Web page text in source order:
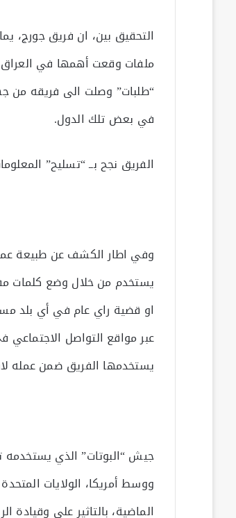
التحقيق بين، ان فريق جورج،
ملفات وقعت أهمها في العراق،
“طلبات” وصلت الى فريقه من
في بعض تلك الدول.
الفريق نجح بــ “تسليح”
وفي اطار الكشف عن طبيعة عمل
يستخدم من خلال وضع كلمات
او قضية راي عام في أي بلد
عبر مواقع التواصل الاجتماعي
يستخدمها الفريق ضمن عمله
جيش “البوتات” الذي
ووسط أمريكا، الولايات
الماضية، بالتاثير على وقيادة